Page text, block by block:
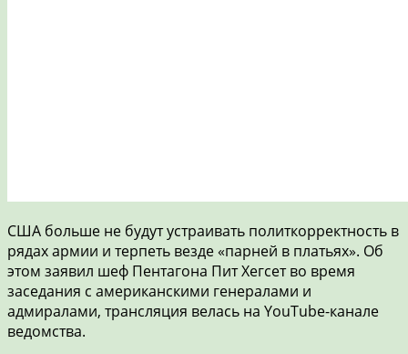
США больше не будут устраивать политкорректность в
рядах армии и терпеть везде «парней в платьях». Об
этом заявил шеф Пентагона Пит Хегсет во время
заседания с американскими генералами и
адмиралами, трансляция велась на YouTube-канале
ведомства.